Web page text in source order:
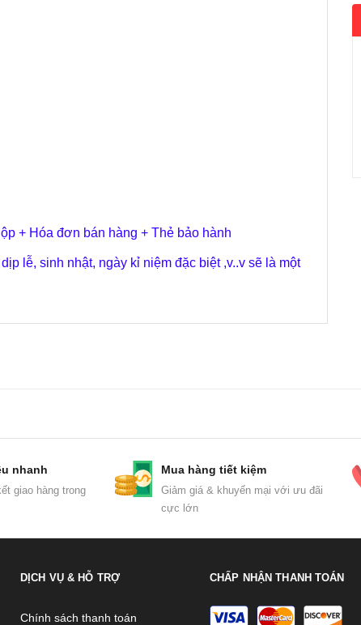
+ Hóa đơn bán hàng + Thẻ bảo hành
lễ, sinh nhật, ngày kỉ niệm đặc biệt ,v..v sẽ là một
nhanh
giao hàng trong
Mua hàng tiết kiệm
Giảm giá & khuyến mại với ưu đãi
cực lớn
DỊCH VỤ & HỖ TRỢ
Chính sách thanh toán
CHẤP NHẬN THANH TOÁN